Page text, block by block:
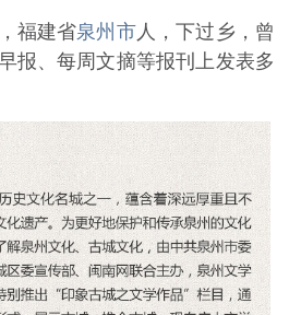
福建省泉州市人，下过乡，曾
报、每周文摘等报刊上发表多